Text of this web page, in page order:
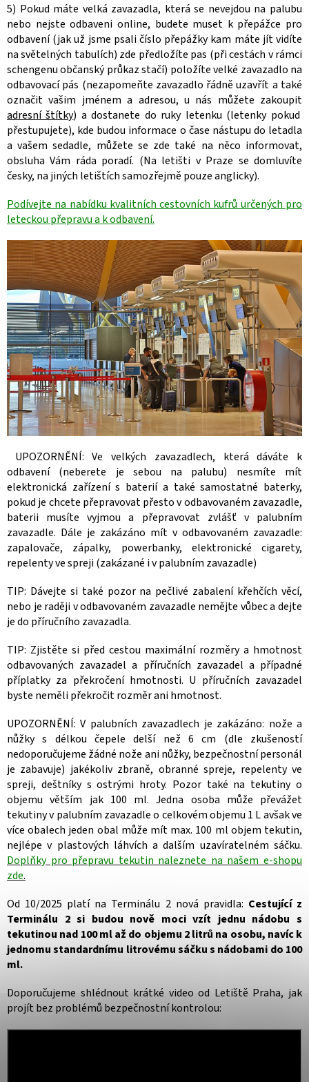
5) Pokud máte velká zavazadla, která se nevejdou na palubu
nebo nejste odbaveni online, budete muset k přepážce pro
odbavení (jak už jsme psali číslo přepážky kam máte jít vidíte
na světelných tabulích) zde předložíte pas (při cestách v rámci
schengenu občanský průkaz stačí) položíte velké zavazadlo na
odbavovací pás (nezapomeňte zavazadlo řádně uzavřít a také
označit vašim jménem a adresou, u nás můžete zakoupit
adresní štítky) a dostanete do ruky letenku (letenky pokud
přestupujete), kde budou informace o čase nástupu do letadla
a vašem sedadle, můžete se zde také na něco informovat,
obsluha Vám ráda poradí. (Na letišti v Praze se domluvíte
česky, na jiných letištích samozřejmě pouze anglicky).
Podívejte na nabídku kvalitních cestovních kufrů určených pro
leteckou přepravu a k odbavení.
UPOZORNĚNÍ: Ve velkých zavazadlech, která dáváte k
odbavení (neberete je sebou na palubu) nesmíte mít
elektronická zařízení s baterií a také samostatné baterky,
pokud je chcete přepravovat přesto v odbavovaném zavazadle,
baterii musíte vyjmou a přepravovat zvlášť v palubním
zavazadle. Dále je zakázáno mít v odbavovaném zavazadle:
zapalovače, zápalky, powerbanky, elektronické cigarety,
repelenty ve spreji (zakázané i v palubním zavazadle)
TIP: Dávejte si také pozor na pečlivé zabalení křehčích věcí,
nebo je raději v odbavovaném zavazadle nemějte vůbec a dejte
je do příručního zavazadla.
TIP: Zjistěte si před cestou maximální rozměry a hmotnost
odbavovaných zavazadel a příručních zavazadel a případné
příplatky za překročení hmotnosti. U příručních zavazadel
byste neměli překročit rozměr ani hmotnost.
UPOZORNĚNÍ: V palubních zavazadlech je zakázáno: nože a
nůžky s délkou čepele delší než 6 cm (dle zkušeností
nedoporučujeme žádné nože ani nůžky, bezpečnostní personál
je zabavuje) jakékoliv zbraně, obranné spreje, repelenty ve
spreji, deštníky s ostrými hroty. Pozor také na tekutiny o
objemu větším jak 100 ml. Jedna osoba může převážet
tekutiny v palubním zavazadle o celkovém objemu 1 L avšak ve
více obalech jeden obal může mít max. 100 ml objem tekutin,
nejlépe v plastových láhvích a dalším uzavíratelném sáčku.
Doplňky pro přepravu tekutin naleznete na našem e-shopu
zde.
Od 10/2025 platí na Terminálu 2 nová pravidla: Cestující z
Terminálu 2 si budou nově moci vzít jednu nádobu s
tekutinou nad 100 ml až do objemu 2 litrů na osobu, navíc k
jednomu standardnímu litrovému sáčku s nádobami do 100
ml.
Doporučujeme shlédnout krátké video od Letiště Praha, jak
projít bez problémů bezpečnostní kontrolou: